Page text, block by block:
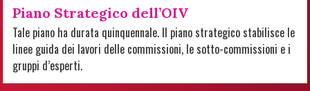
Piano Strategico dell’OIV
Tale piano ha durata quinquennale. Il piano strategico stabilisce le
linee guida dei lavori delle commissioni, le sotto-commissioni e i
gruppi d’esperti.